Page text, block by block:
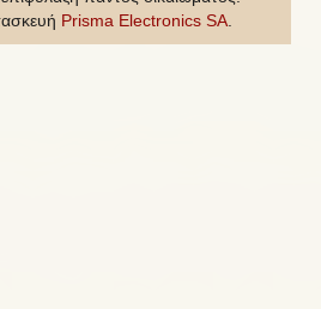
Prisma Electronics SA.